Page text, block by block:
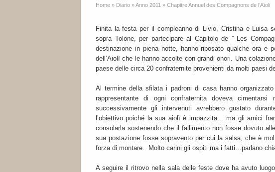
Home » Diario »Anno 2011 » Chapitre Annuel des Compagnons de l’Aïoli
Finita la festa per il compleanno di Livio, Cristina e Luisa
sopra Tolone, per partecipare al Capitolo de ” Les
destinazione in piena notte, hanno riposato qualche ora e
dell’Aiolì che le hanno accolte con grandi onori. Una
paese delle circa 20 confraternite provenienti da molti paesi
Al termine della sfilata i padroni di casa hanno
rappresentante di ogni confraternita doveva
successivamente gli intervenuti avrebbero gustato
l’obiettivo poiché la sua aiolì è impazzita… ma gli amici
consolarla sostenendo che il fallimento non fosse dovuto
sua postazione fosse sopravento per cui la salsa, che è
forza di montare. Molto carini gli ospiti ma i fatti…parlano
A seguire il ritrovo nella sala delle feste dove ha avuto